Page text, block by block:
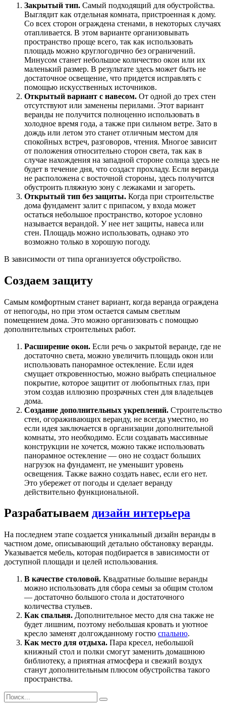
Закрытый тип. Самый подходящий для обустройства.
Выглядит как отдельная комната, пристроенная к дому.
Со всех сторон ограждена стенами, в некоторых случаях
отапливается. В этом варианте организовывать
пространство проще всего, так как использовать
площадь можно круглогодично без ограничений.
Минусом станет небольшое количество окон или их
маленький размер. В результате здесь может быть не
достаточное освещение, что придется исправлять с
помощью искусственных источников.
Открытый вариант с навесом. От одной до трех стен
отсутствуют или заменены перилами. Этот вариант
веранды не получится полноценно использовать в
холодное время года, а также при сильном ветре. Зато в
дождь или летом это станет отличным местом для
спокойных встреч, разговоров, чтения. Многое зависит
от положения относительно сторон света, так как в
случае нахождения на западной стороне солнца здесь не
будет в течение дня, что создаст прохладу. Если веранда
не расположена с восточной стороны, здесь получится
обустроить пляжную зону с лежаками и загореть.
Открытый тип без защиты. Когда при строительстве
дома фундамент залит с припасом, у входа может
остаться небольшое пространство, которое условно
называется верандой. У нее нет защиты, навеса или
стен. Площадь можно использовать, однако это
возможно только в хорошую погоду.
В зависимости от типа организуется обустройство.
Создаем защиту
Самым комфортным станет вариант, когда веранда ограждена
от непогоды, но при этом остается самым светлым
помещением дома. Это можно организовать с помощью
дополнительных строительных работ.
Расширение окон. Если речь о закрытой веранде, где не
достаточно света, можно увеличить площадь окон или
использовать панорамное остекление. Если идея
смущает откровенностью, можно выбрать специальное
покрытие, которое защитит от любопытных глаз, при
этом создав иллюзию прозрачных стен для владельцев
дома.
Создание дополнительных укреплений. Строительство
стен, огораживающих веранду, не всегда уместно, но
если идея заключается в организации дополнительной
комнаты, это необходимо. Если создавать массивные
конструкции не хочется, можно также использовать
панорамное остекление — оно не создаст больших
нагрузок на фундамент, не уменьшит уровень
освещения. Также важно создать навес, если его нет.
Это убережет от погоды и сделает веранду
действительно функциональной.
Разрабатываем дизайн интерьера
На последнем этапе создается уникальный дизайн веранды в
частном доме, описывающий детально обстановку веранды.
Указывается мебель, которая подбирается в зависимости от
доступной площади и целей использования.
В качестве столовой. Квадратные большие веранды
можно использовать для сбора семьи за общим столом
— достаточно большого стола и достаточного
количества стульев.
Как спальня. Дополнительное место для сна также не
будет лишним, поэтому небольшая кровать и уютное
кресло заменят долгожданному гостю спальню.
Как место для отдыха. Пара кресел, небольшой
книжный стол и полки смогут заменить домашнюю
библиотеку, а приятная атмосфера и свежий воздух
станут дополнительным плюсом обустройства такого
пространства.